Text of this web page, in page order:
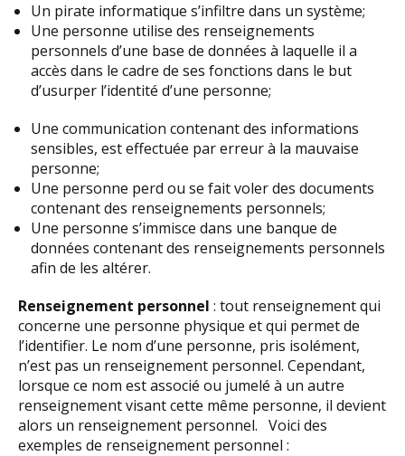
Un pirate informatique s’infiltre dans un système;
Une personne utilise des renseignements
personnels d’une base de données à laquelle il a
accès dans le cadre de ses fonctions dans le but
d’usurper l’identité d’une personne;
Une communication contenant des informations
sensibles, est effectuée par erreur à la mauvaise
personne;
Une personne perd ou se fait voler des documents
contenant des renseignements personnels;
Une personne s’immisce dans une banque de
données contenant des renseignements personnels
afin de les altérer.
Renseignement personnel : tout renseignement qui
concerne une personne physique et qui permet de
l’identifier. Le nom d’une personne, pris isolément,
n’est pas un renseignement personnel. Cependant,
lorsque ce nom est associé ou jumelé à un autre
renseignement visant cette même personne, il devient
alors un renseignement personnel. Voici des
exemples de renseignement personnel :